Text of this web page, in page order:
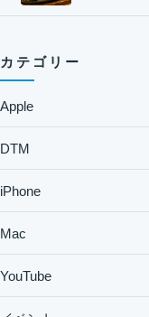
カテゴリー
Apple
DTM
iPhone
Mac
YouTube